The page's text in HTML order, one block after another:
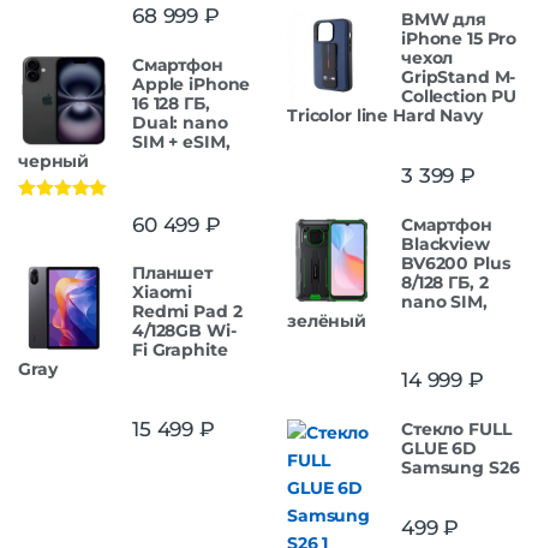
68 999 ₽
Смартфон
Apple iPhone
16 128 ГБ,
Dual: nano
SIM + eSIM,
черный
60 499 ₽
Планшет
Xiaomi
Redmi Pad 2
4/128GB Wi-
Fi Graphite
Gray
15 499 ₽
BMW для
iPhone 15 Pro
чехол
GripStand M-
Collection PU
Tricolor line Hard Navy
3 399 ₽
Смартфон
Blackview
BV6200 Plus
8/128 ГБ, 2
nano SIM,
зелёный
14 999 ₽
Стекло FULL
GLUE 6D
Samsung S26
499₽